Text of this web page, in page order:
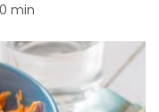
min